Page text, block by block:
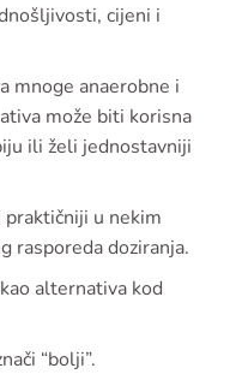
cijeni i
mnoge anaerobne i
može biti korisna
ili želi jednostavniji
u nekim
rasporeda doziranja.
alternativa kod
“bolji”.